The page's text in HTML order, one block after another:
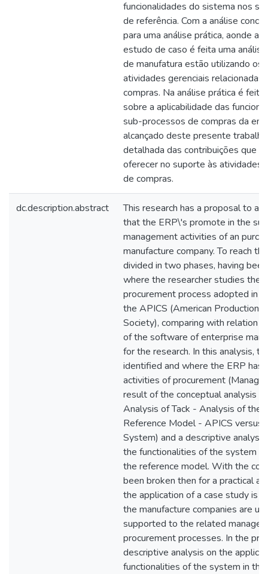
funcionalidades do sistema nos
de referência. Com a análise
para uma análise prática, aonde
estudo de caso é feita uma
de manufatura estão utilizando os
atividades gerenciais
compras. Na análise prática é
sobre a aplicabilidade das
sub-processos de compras da
alcançado deste presente
detalhada das contribuições que
oferecer no suporte às atividades
de compras.
dc.description.abstract
This research has a proposal to
that the ERP\'s promote in the
management activities of an
manufacture company. To reach
divided in two phases, having
where the researcher studies the
procurement process adopted in
the APICS (American Production
Society), comparing with relation
of the software of enterprise
for the research. In this analysis,
identified and where the ERP has
activities of procurement
result of the conceptual analysis
Analysis of Tack - Analysis of the
Reference Model - APICS versus
System) and a descriptive
the functionalities of the system
the reference model. With the
been broken then for a practical
the application of a case study is
the manufacture companies are
supported to the related
procurement processes. In the
descriptive analysis on the
functionalities of the system in